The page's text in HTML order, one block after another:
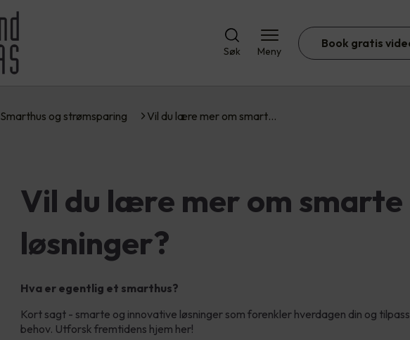
Søk Meny
Book gratis
Smarthus og strømsparing Vil du lære mer om smart…
Vil du lære mer om smarte
løsninger?
Hva er egentlig et smarthus?
Kort sagt - smarte og innovative løsninger som forenkler hverdagen din og
behov. Utforsk fremtidens hjem her!